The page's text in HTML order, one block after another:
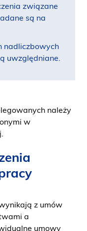
związane
są na
nadliczbowych
uwzględniane.
należy
w
z umów
a
umowy